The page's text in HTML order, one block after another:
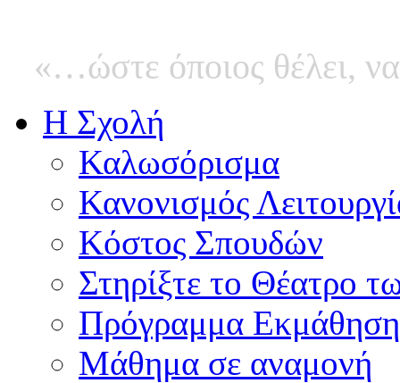
«…ώστε όποιος θέλει,
Η Σχολή
Καλωσόρισμα
Κανονισμός
Κόστος Σπουδών
Στηρίξτε το Θέατρο
Πρόγραμμα
Μάθημα σε αναμονή